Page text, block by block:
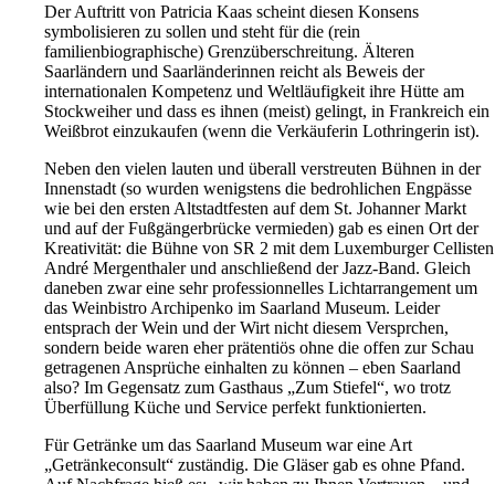
Der Auftritt von Patricia Kaas scheint diesen Konsens
symbolisieren zu sollen und steht für die (rein
familienbiographische) Grenzüberschreitung. Älteren
Saarländern und Saarländerinnen reicht als Beweis der
internationalen Kompetenz und Weltläufigkeit ihre Hütte am
Stockweiher und dass es ihnen (meist) gelingt, in Frankreich ein
Weißbrot einzukaufen (wenn die Verkäuferin Lothringerin ist).
Neben den vielen lauten und überall verstreuten Bühnen in der
Innenstadt (so wurden wenigstens die bedrohlichen Engpässe
wie bei den ersten Altstadtfesten auf dem St. Johanner Markt
und auf der Fußgängerbrücke vermieden) gab es einen Ort der
Kreativität: die Bühne von SR 2 mit dem Luxemburger Cellisten
André Mergenthaler und anschließend der Jazz-Band. Gleich
daneben zwar eine sehr professionnelles Lichtarrangement um
das Weinbistro Archipenko im Saarland Museum. Leider
entsprach der Wein und der Wirt nicht diesem Versprchen,
sondern beide waren eher prätentiös ohne die offen zur Schau
getragenen Ansprüche einhalten zu können – eben Saarland
also? Im Gegensatz zum Gasthaus „Zum Stiefel“, wo trotz
Überfüllung Küche und Service perfekt funktionierten.
Für Getränke um das Saarland Museum war eine Art
„Getränkeconsult“ zuständig. Die Gläser gab es ohne Pfand.